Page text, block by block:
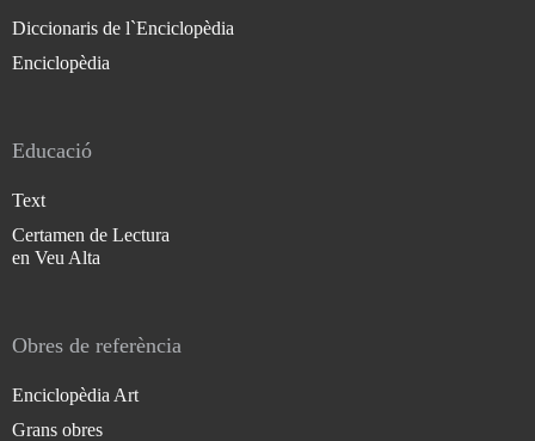
Diccionaris de l`Enciclopèdia
Enciclopèdia
Educació
Text
Certamen de Lectura
en Veu Alta
Obres de referència
Enciclopèdia Art
Grans obres